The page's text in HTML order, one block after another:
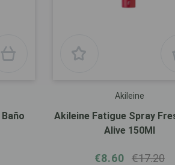
Akileine
Akileine Fatigue Spray
Alive 150Ml
€8.60 €17.20